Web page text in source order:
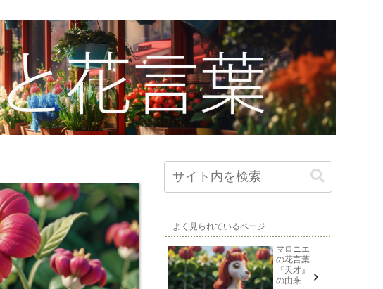
よく見られているページ
マロニエ
の花言葉
『天才』
の由来と